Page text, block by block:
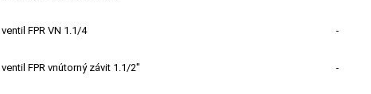
FPR VN 1.1/4 -
FPR vnútorný závit 1.1/2" -